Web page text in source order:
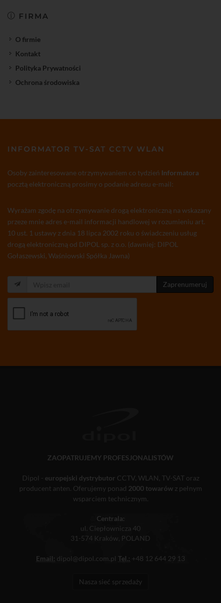
FIRMA
O firmie
Kontakt
Polityka Prywatności
Ochrona środowiska
INFORMATOR TV-SAT CCTV WLAN
Osoby zainteresowane otrzymywaniem co tydzień Informatora
pocztą elektroniczną prosimy o podanie adresu e-mail:
Wyrażam zgodę na otrzymywanie drogą elektroniczną na wskazany
przeze mnie adres e-mail informacji handlowej w rozumieniu art.
10 ust. 1 ustawy z dnia 18 lipca 2002 roku o świadczeniu usług
drogą elektroniczną od DIPOL sp. z o.o. (dawniej: DIPOL
Gołaszewski, Waśniowski Spółka Jawna)
Zaprenumeruj
ZAOPATRUJEMY PROFESJONALISTÓW
Dipol - europejski dystrybutor CCTV, WLAN, TV-SAT oraz
producent anten. Oferujemy ponad 2000 towarówz pełnym
wsparciem technicznym.
Centrala:
ul. Ciepłownicza 40
31-574 Kraków, POLAND
Email: dipol@dipol.com.pl Tel.: +48 12 644 29 13
Nasza sieć sprzedaży